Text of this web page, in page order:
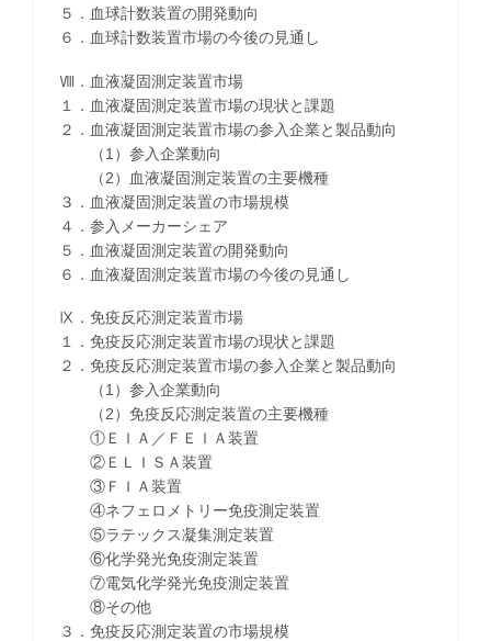
５．血球計数装置の開発動向
６．血球計数装置市場の今後の見通し
Ⅷ．血液凝固測定装置市場
１．血液凝固測定装置市場の現状と課題
２．血液凝固測定装置市場の参入企業と製品動向
（1）参入企業動向
（2）血液凝固測定装置の主要機種
３．血液凝固測定装置の市場規模
４．参入メーカーシェア
５．血液凝固測定装置の開発動向
６．血液凝固測定装置市場の今後の見通し
Ⅸ．免疫反応測定装置市場
１．免疫反応測定装置市場の現状と課題
２．免疫反応測定装置市場の参入企業と製品動向
（1）参入企業動向
（2）免疫反応測定装置の主要機種
①ＥＩＡ／ＦＥＩＡ装置
②ＥＬＩＳＡ装置
③ＦＩＡ装置
④ネフェロメトリー免疫測定装置
⑤ラテックス凝集測定装置
⑥化学発光免疫測定装置
⑦電気化学発光免疫測定装置
⑧その他
３．免疫反応測定装置の市場規模